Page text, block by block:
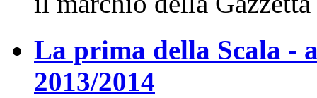
La prima della Scala -
2013/2014